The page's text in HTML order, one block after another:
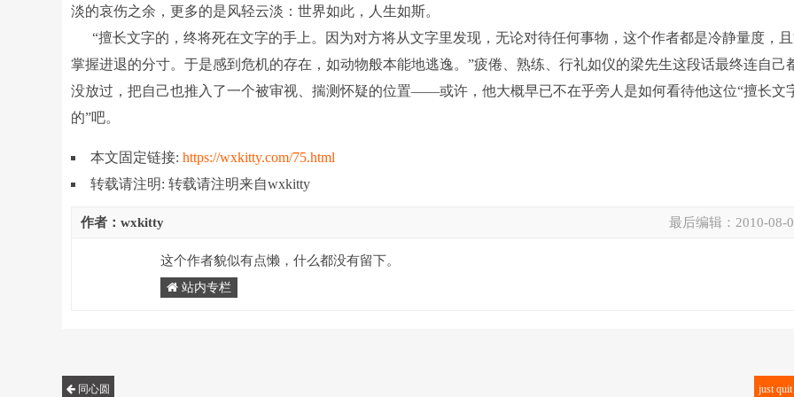
淡的哀伤之余，更多的是风轻云淡：世界如此，人生如斯。
“擅长文字的，终将死在文字的手上。因为对方将从文字里发现，无论对待任何事物，这个作者都是冷静量度，
掌握进退的分寸。于是感到危机的存在，如动物般本能地逃逸。”疲倦、熟练、行礼如仪的梁先生这段话最终连自己
没放过，把自己也推入了一个被审视、揣测怀疑的位置——或许，他大概早已不在乎旁人是如何看待他这位“擅长文
的”吧。
本文固定链接:https://wxkitty.com/75.html
转载请注明: 转载请注明来自wxkitty
最后编辑： 2010-08-
作者：wxkitty
这个作者貌似有点懒，什么都没有留下。
站内专栏
同心圆 just